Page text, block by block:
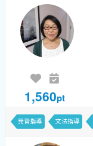
1,560pt
発音指導 文法指導